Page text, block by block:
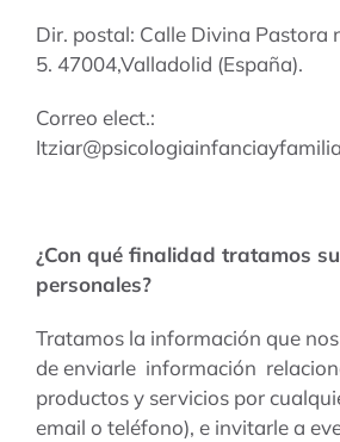
Dir. postal: Calle Divina Pastora
5. 47004,Valladolid (España).
Correo elect.:
¿Con qué finalidad tratamos
personales?
Tratamos la información que
de enviarle información
productos y servicios por
email o teléfono), e invitarle a